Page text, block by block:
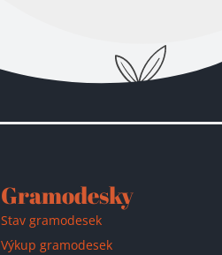
Gramodesky
Stav gramodesek
Výkup gramodesek